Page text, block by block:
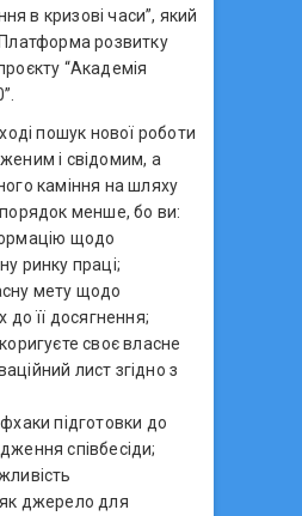
в кризові часи”, який
розвитку
“Академія
пошук нової роботи
і свідомим, а
каміння на шляху
порядок менше, бо ви:
щодо
ринку праці;
мету щодо
до її досягнення;
своє власне
лист згідно з
підготовки до
співбесіди;
джерело для